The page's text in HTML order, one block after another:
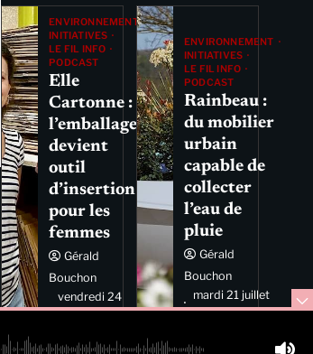
ENVIRONNEMENT
INITIATIVES
LE FIL INFO
PODCAST
Elle
Cartonne :
l’emballage
devient
outil
d’insertion
pour les
femmes
Gérald
Bouchon
vendredi 24
juillet 2026
ENVIRONNEMENT
INITIATIVES
LE FIL INFO
PODCAST
Rainbeau :
du mobilier
urbain
capable de
collecter
l’eau de
pluie
Gérald
Bouchon
mardi 21 juillet
2026 11:44